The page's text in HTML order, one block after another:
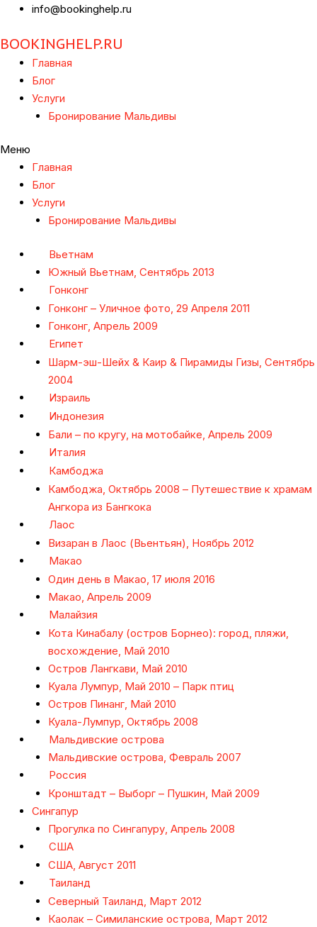
info@bookinghelp.ru
BOOKINGHELP.RU
Главная
Блог
Услуги
Бронирование Мальдивы
Меню
Главная
Блог
Услуги
Бронирование Мальдивы
Вьетнам
Южный Вьетнам, Сентябрь 2013
Гонконг
Гонконг – Уличное фото, 29 Апреля 2011
Гонконг, Апрель 2009
Египет
Шарм-эш-Шейх & Каир & Пирамиды Гизы, Сентябрь
2004
Израиль
Индонезия
Бали – по кругу, на мотобайке, Апрель 2009
Италия
Камбоджа
Камбоджа, Октябрь 2008 – Путешествие к храмам
Ангкора из Бангкока
Лаос
Визаран в Лаос (Вьентьян), Ноябрь 2012
Макао
Один день в Макао, 17 июля 2016
Макао, Апрель 2009
Малайзия
Кота Кинабалу (остров Борнео): город, пляжи,
восхождение, Май 2010
Остров Лангкави, Май 2010
Куала Лумпур, Май 2010 – Парк птиц
Остров Пинанг, Май 2010
Куала-Лумпур, Октябрь 2008
Мальдивские острова
Мальдивские острова, Февраль 2007
Россия
Кронштадт – Выборг – Пушкин, Май 2009
Сингапур
Прогулка по Сингапуру, Апрель 2008
США
США, Август 2011
Таиланд
Северный Таиланд, Март 2012
Каолак – Симиланские острова, Март 2012